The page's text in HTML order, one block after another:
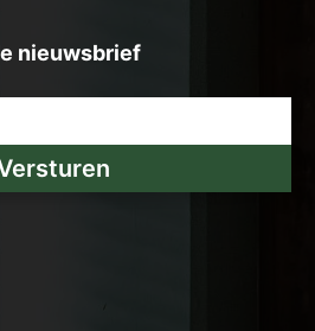
nieuwsbrief